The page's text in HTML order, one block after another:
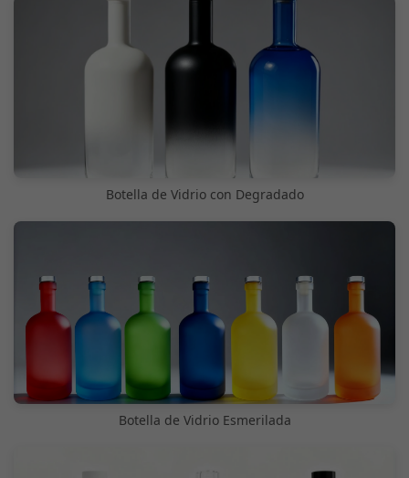
Botella de Vidrio con Degradado
Botella de Vidrio Esmerilada